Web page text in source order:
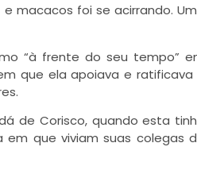
macacos foi se acirrando.
“à frente do seu tempo”
que ela apoiava e ratificava
de Corisco, quando esta
que viviam suas colegas